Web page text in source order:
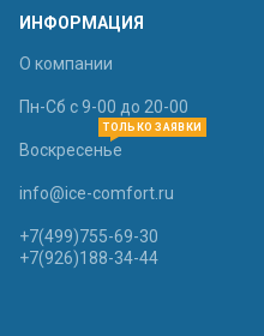
ИНФОРМАЦИЯ
О компании
Пн-Сб с 9-00 до 20-00
Воскресенье
ТОЛЬКО ЗАЯВКИ
info@ice-comfort.ru
+7(499)755-69-30
+7(926)188-34-44